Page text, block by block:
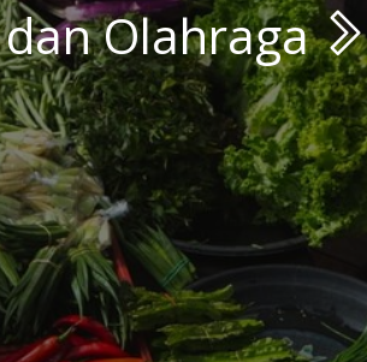
Olahraga